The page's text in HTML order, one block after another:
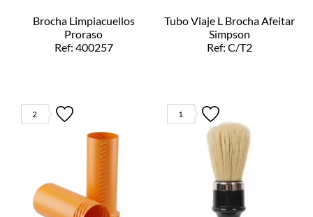
Brocha Limpiacuellos
Proraso
Ref: 400257
Tubo Viaje L Brocha Afeitar
Simpson
Ref: C/T2
2 1